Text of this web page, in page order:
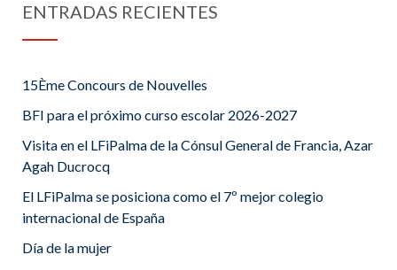
ENTRADAS RECIENTES
15Ème Concours de Nouvelles
BFI para el próximo curso escolar 2026-2027
Visita en el LFiPalma de la Cónsul General de Francia, Azar
Agah Ducrocq
El LFiPalma se posiciona como el 7º mejor colegio
internacional de España
Día de la mujer